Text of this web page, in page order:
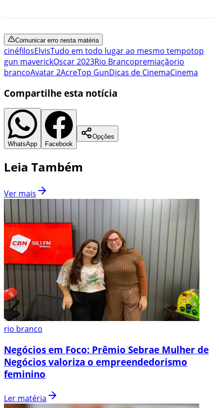
Comunicar erro nesta matéria
cinéfilosElvisTudo em todo lugar ao mesmo tempotop
gun maverickOscar 2023Rio Brancopremiaçãorio
brancoAvatar 2AcreTop GunDicas de CinemaCinema
Compartilhe esta notícia
WhatsApp Facebook
Opções
Leia Também
Ver mais
rio branco
Negócios em Foco: Prêmio Sebrae Mulher de
Negócios valoriza o empreendedorismo
feminino
Ler matéria